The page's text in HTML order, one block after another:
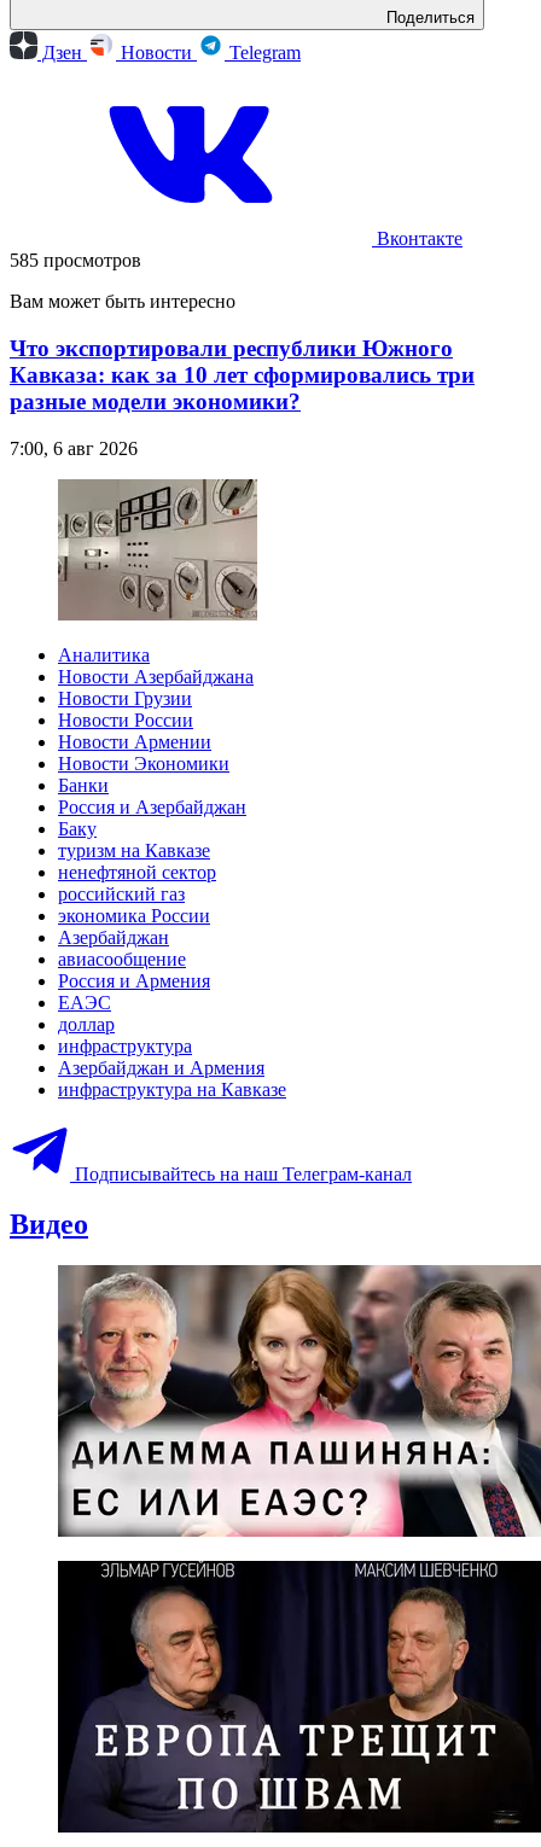
Поделиться
Дзен Новости Telegram
Вконтакте
585 просмотров
Вам может быть интересно
Что экспортировали республики Южного
Кавказа: как за 10 лет сформировались три
разные модели экономики?
7:00, 6 авг 2026
Аналитика
Новости Азербайджана
Новости Грузии
Новости России
Новости Армении
Новости Экономики
Банки
Россия и Азербайджан
Баку
туризм на Кавказе
ненефтяной сектор
российский газ
экономика России
Азербайджан
авиасообщение
Россия и Армения
ЕАЭС
доллар
инфраструктура
Азербайджан и Армения
инфраструктура на Кавказе
Подписывайтесь на наш Телеграм-канал
Видео